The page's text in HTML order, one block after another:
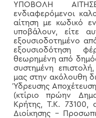
ΥΠΟΒΟΛΗ
ενδιαφερόμενοι
αίτηση με κωδικό
υποβάλουν, είτε
εξουσιοδοτημένο
εξουσιοδότηση
θεωρημένη από
συστημένη
μας στην ακόλουθη
Ύδρευσης
(κτίριο πρώην
Κρήτης, Τ.Κ. 73100,
Διοίκησης –